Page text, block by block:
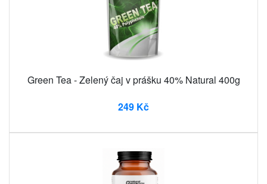
Green Tea - Zelený čaj v prášku 40% Natural 400g
249 Kč